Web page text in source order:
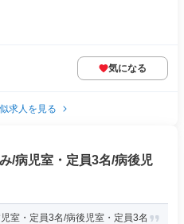
気になる
求人を見る
/病児室・定員3名/病後児
室・定員3名/病後児室・定員3名